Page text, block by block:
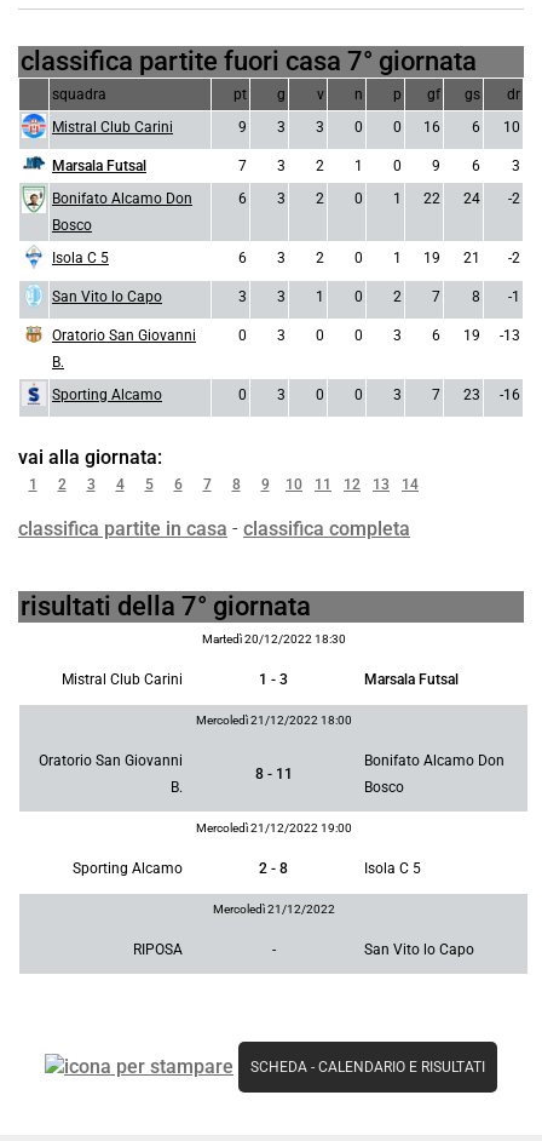
classifica partite fuori casa 7° giornata
squadra pt g v n p gf gs
dr
Mistral Club Carini
9 3 3 0 0 16 6 10
Marsala Futsal 7 3 2 1 0 9 6
3
Bonifato Alcamo Don
Bosco
6 3 2 0 1 22 24 -2
Isola C 5 6 3 2 0 1 19 21 -2
San Vito lo Capo 3 3 1 0 2 7 8 -1
Oratorio San Giovanni
B.
0 3 0 0 3 6 19 -13
Sporting Alcamo 0 3 0 0 3 7 23 -16
vai alla giornata:
1 2 3 4 5 6 7 8 9 10 11 12 13 14
classifica partite in casa - classifica completa
risultati della 7° giornata
Martedì 20/12/2022 18:30
Mistral Club Carini 1 - 3 Marsala Futsal
Mercoledì 21/12/2022 18:00
Oratorio San Giovanni
B.
8 - 11
Bonifato Alcamo Don
Bosco
Mercoledì 21/12/2022 19:00
Sporting Alcamo 2 - 8 Isola C 5
Mercoledì 21/12/2022
RIPOSA - San Vito lo Capo
SCHEDA - CALENDARIO E RISULTATI